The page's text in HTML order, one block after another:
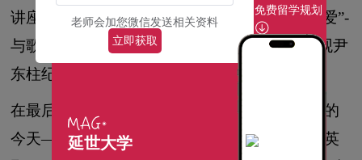
讲座（延世大学心理学教授Minsik Kim）和▲“爱”-
与歌德（延世大学德语教授）的对话，然后参观尹
东柱纪念馆和安德伍德家族纪念馆。
在最后一天，人文讲座将以“为了失去哀悼方式的
今天——济州大善”（延世大学韩国文学教授金英
老师会加您微信发送相关资料
立即获取
延世大学
免费留学规划